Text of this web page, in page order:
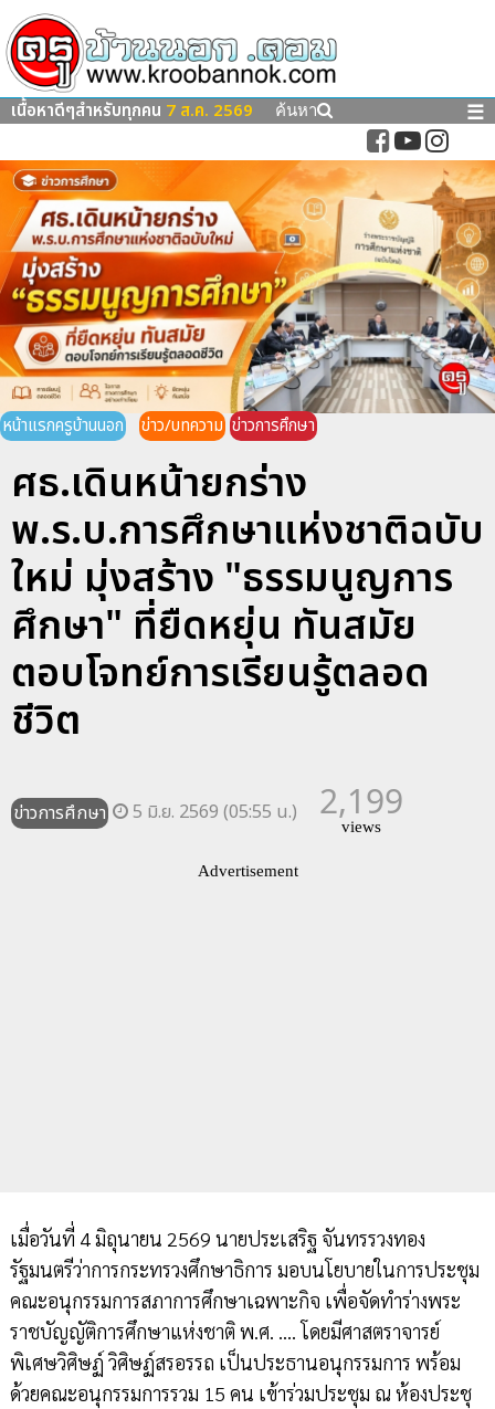
เนื้อหาดีๆสำหรับทุกคน 7 ส.ค. 2569 ค้นหา ☰
หน้าแรกครูบ้านนอก ข่าว/บทความ ข่าวการศึกษา
ศธ.เดินหน้ายกร่าง
พ.ร.บ.การศึกษาแห่งชาติฉบับ
ใหม่ มุ่งสร้าง "ธรรมนูญการ
ศึกษา" ที่ยืดหยุ่น ทันสมัย
ตอบโจทย์การเรียนรู้ตลอด
ชีวิต
ข่าวการศึกษา 5 มิ.ย. 2569 (05:55 น.) 2,199
views
Advertisement
เมื่อวันที่ 4 มิถุนายน 2569 นายประเสริฐ จันทรรวงทอง
รัฐมนตรีว่าการกระทรวงศึกษาธิการ มอบนโยบายในการประชุม
คณะอนุกรรมการสภาการศึกษาเฉพาะกิจ เพื่อจัดทำร่างพระ
ราชบัญญัติการศึกษาแห่งชาติ พ.ศ. .... โดยมีศาสตราจารย์
พิเศษวิศิษฏ์ วิศิษฏ์สรอรรถ เป็นประธานอนุกรรมการ พร้อม
ด้วยคณะอนุกรรมการรวม 15 คน เข้าร่วมประชุม ณ ห้องประชุ